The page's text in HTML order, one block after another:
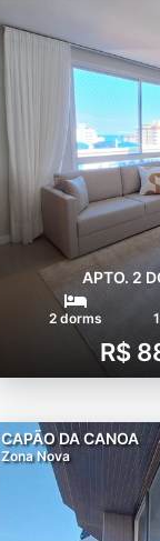
APTO. 2
2 dorms
R$
CAPÃO DA CANOA
Zona Nova